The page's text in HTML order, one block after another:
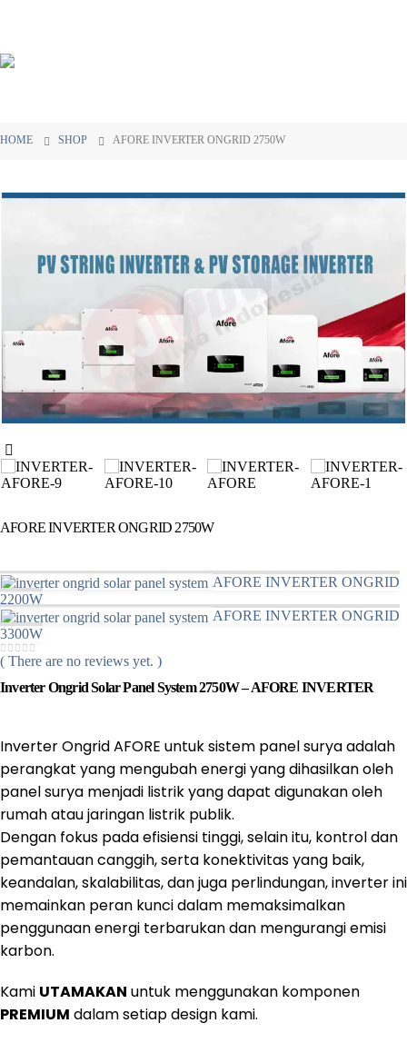
HOME SHOP AFORE INVERTER ONGRID 2750W
AFORE INVERTER ONGRID 2750W
AFORE INVERTER ONGRID
2200W
AFORE INVERTER ONGRID
3300W
0 out of 5
( There are no reviews yet. )
Inverter Ongrid Solar Panel System 2750W – AFORE INVERTER
Inverter Ongrid AFORE untuk sistem panel surya adalah
perangkat yang mengubah energi yang dihasilkan oleh
panel surya menjadi listrik yang dapat digunakan oleh
rumah atau jaringan listrik publik.
Dengan fokus pada efisiensi tinggi, selain itu, kontrol dan
pemantauan canggih, serta konektivitas yang baik,
keandalan, skalabilitas, dan juga perlindungan, inverter ini
memainkan peran kunci dalam memaksimalkan
penggunaan energi terbarukan dan mengurangi emisi
karbon.
Kami UTAMAKAN untuk menggunakan komponen
PREMIUM dalam setiap design kami.